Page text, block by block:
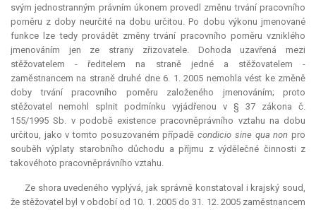
svým jednostranným právním úkonem provedl změnu trvání pracovního
poměru z doby neurčité na dobu určitou. Po dobu výkonu jmenované
funkce lze tedy provádět změny trvání pracovního poměru vzniklého
jmenováním jen ze strany zřizovatele. Dohoda uzavřená mezi
stěžovatelem - ředitelem na straně jedné a stěžovatelem -
zaměstnancem na straně druhé dne 6. 1. 2005 nemohla vést ke změně
doby trvání pracovního poměru založeného jmenováním; proto
stěžovatel nemohl splnit podmínku vyjádřenou v § 37 zákona č.
155/1995 Sb. v podobě existence pracovněprávního vztahu na dobu
určitou, jako v tomto posuzovaném případěcondicio sine qua non pro
souběh výplaty starobního důchodu a příjmu z výdělečné činnosti z
takovéhoto pracovněprávního vztahu.
Ze shora uvedeného vyplývá, jak správně konstatoval i krajský soud,
že stěžovatel byl v období od 10. 1. 2005 do 31. 12. 2005 zaměstnancem